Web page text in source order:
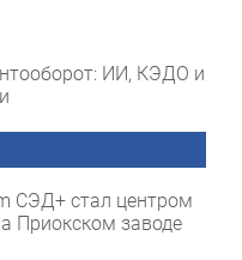
ИИ, КЭДО и
СЭД+ стал центром
Приокском заводе